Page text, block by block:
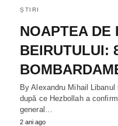
ȘTIRI
NOAPTEA DE
BEIRUTULUI:
By Alexandru Mihail
după ce Hezbollah a
general…
2 ani ago